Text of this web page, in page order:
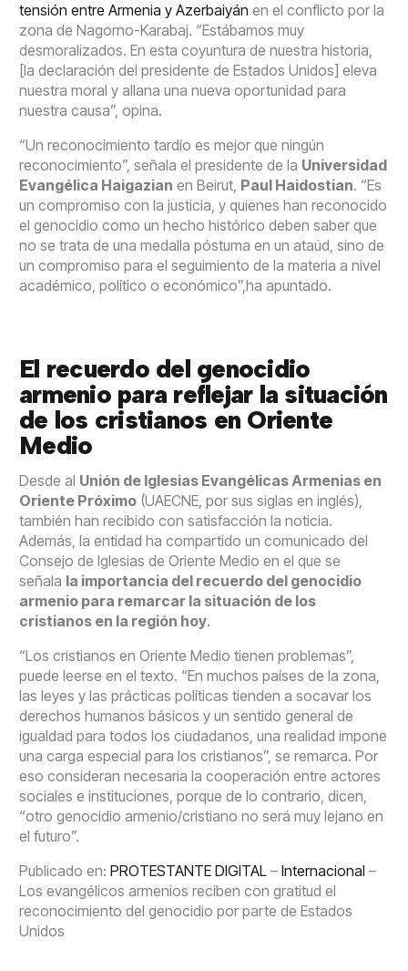
tensión entre Armenia y Azerbaiyán en el conflicto por la
zona de Nagorno-Karabaj. “Estábamos muy
desmoralizados. En esta coyuntura de nuestra historia,
[la declaración del presidente de Estados Unidos] eleva
nuestra moral y allana una nueva oportunidad para
nuestra causa”, opina.
“Un reconocimiento tardío es mejor que ningún
reconocimiento”, señala el presidente de la Universidad
Evangélica Haigazian en Beirut, Paul Haidostian. “Es
un compromiso con la justicia, y quienes han reconocido
el genocidio como un hecho histórico deben saber que
no se trata de una medalla póstuma en un ataúd, sino de
un compromiso para el seguimiento de la materia a nivel
académico, político o económico”,ha apuntado.
El recuerdo del genocidio
armenio para reflejar la situación
de los cristianos en Oriente
Medio
Desde al Unión de Iglesias Evangélicas Armenias en
Oriente Próximo (UAECNE, por sus siglas en inglés),
también han recibido con satisfacción la noticia.
Además, la entidad ha compartido un comunicado del
Consejo de Iglesias de Oriente Medio en el que se
señala la importancia del recuerdo del genocidio
armenio para remarcar la situación de los
cristianos en la región hoy.
“Los cristianos en Oriente Medio tienen problemas”,
puede leerse en el texto. “En muchos países de la zona,
las leyes y las prácticas políticas tienden a socavar los
derechos humanos básicos y un sentido general de
igualdad para todos los ciudadanos, una realidad impone
una carga especial para los cristianos”, se remarca. Por
eso consideran necesaria la cooperación entre actores
sociales e instituciones, porque de lo contrario, dicen,
“otro genocidio armenio/cristiano no será muy lejano en
el futuro”.
Publicado en:PROTESTANTE DIGITAL –Internacional –
Los evangélicos armenios reciben con gratitud el
reconocimiento del genocidio por parte de Estados
Unidos